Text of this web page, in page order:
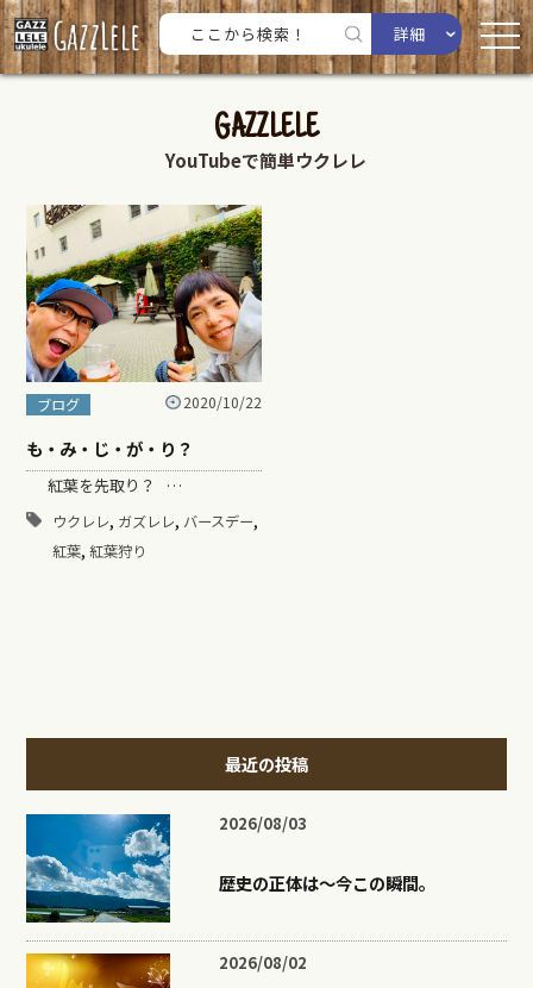
詳細
GAZZLELE
YouTubeで簡単ウクレレ
ブログ 2020/10/22
も・み・じ・が・り？
紅葉を先取り？ …
ウクレレ, ガズレレ, バースデー,
紅葉, 紅葉狩り
最近の投稿
2026/08/03
歴史の正体は〜今この瞬間。
2026/08/02